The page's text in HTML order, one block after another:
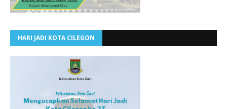
HARI JADI KOTA CILEGON